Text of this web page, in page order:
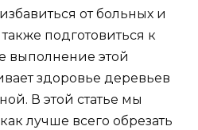
от больных и
подготовиться к
выполнение этой
здоровье деревьев
В этой статье мы
лучше всего обрезать